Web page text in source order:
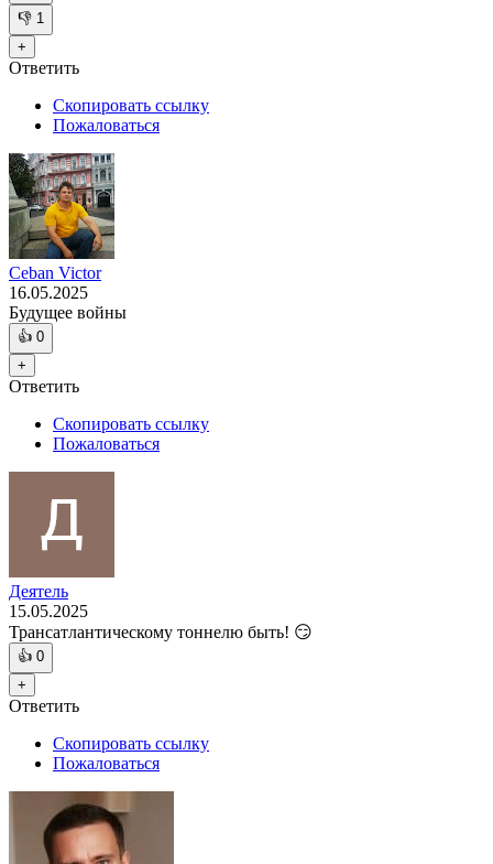
👎 1
+
Ответить
Скопировать ссылку
Пожаловаться
Ceban Victor
16.05.2025
Будущее войны
👍 0
+
Ответить
Скопировать ссылку
Пожаловаться
Деятель
15.05.2025
Трансатлантическому тоннелю быть! 😏
👍 0
+
Ответить
Скопировать ссылку
Пожаловаться